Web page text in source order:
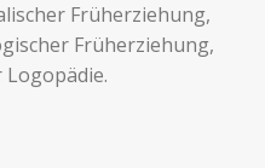
Früherziehung,
Früherziehung,